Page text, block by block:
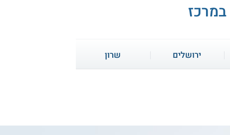
ירושלים שרון